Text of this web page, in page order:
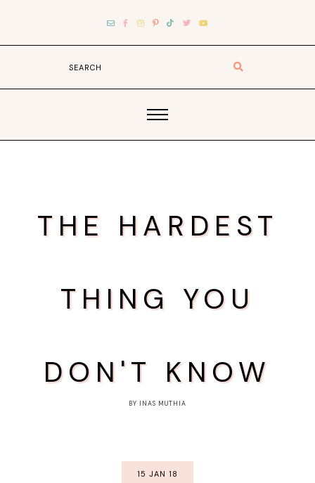
THE HARDEST
THING YOU
DON'T KNOW
BY INAS MUTHIA
15 JAN 18